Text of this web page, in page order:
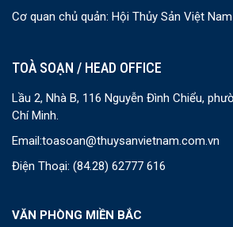
Cơ quan chủ quản: Hội Thủy Sản Việt Nam
TOÀ SOẠN / HEAD OFFICE
Lầu 2, Nhà B, 116 Nguyễn Đình Chiểu,
Chí Minh.
Email:toasoan@thuysanvietnam.com.vn
Điện Thoại: (84.28) 62777 616
VĂN PHÒNG MIỀN BẮC